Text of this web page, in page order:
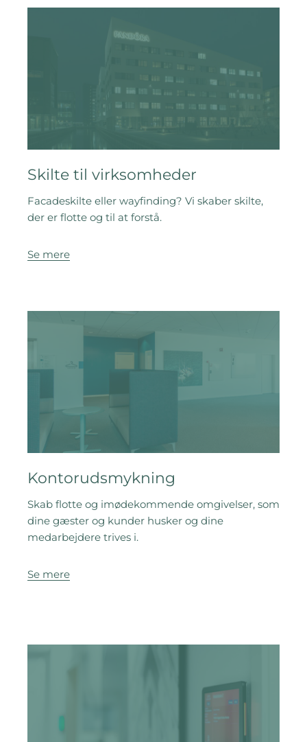
Skilte til virksomheder
Facadeskilte eller wayfinding? Vi skaber skilte,
der er flotte og til at forstå.
Se mere
Kontorudsmykning
Skab flotte og imødekommende omgivelser, som
dine gæster og kunder husker og dine
medarbejdere trives i.
Se mere